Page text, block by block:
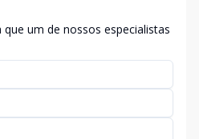
um de nossos especialistas